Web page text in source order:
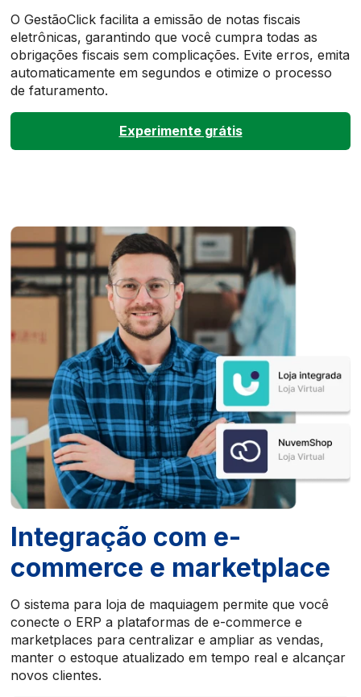
O GestãoClick facilita a emissão de notas fiscais
eletrônicas, garantindo que você cumpra todas as
obrigações fiscais sem complicações. Evite erros, emita
automaticamente em segundos e otimize o processo
de faturamento.
Experimente grátis
Integração com e-
commerce e marketplace
O sistema para loja de maquiagem permite que você
conecte o ERP a plataformas de e-commerce e
marketplaces para centralizar e ampliar as vendas,
manter o estoque atualizado em tempo real e alcançar
novos clientes.